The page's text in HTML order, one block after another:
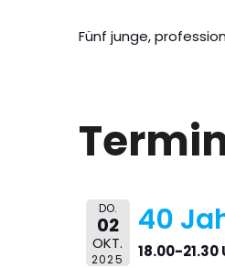
Fünf junge,
DO.
02
OKT.
2025
40
18.00-21.30